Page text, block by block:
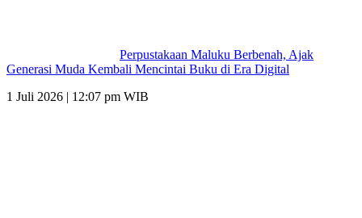
Perpustakaan Maluku Berbenah, Ajak
Generasi Muda Kembali Mencintai Buku di Era Digital
1 Juli 2026 | 12:07 pm WIB